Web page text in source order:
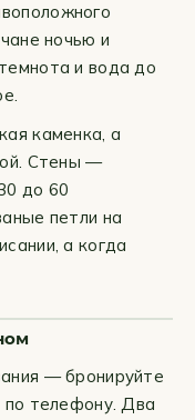
ночью и
и вода до
каменка, а
Стены —
до 60
петли на
а когда
— бронируйте
по телефону. Два